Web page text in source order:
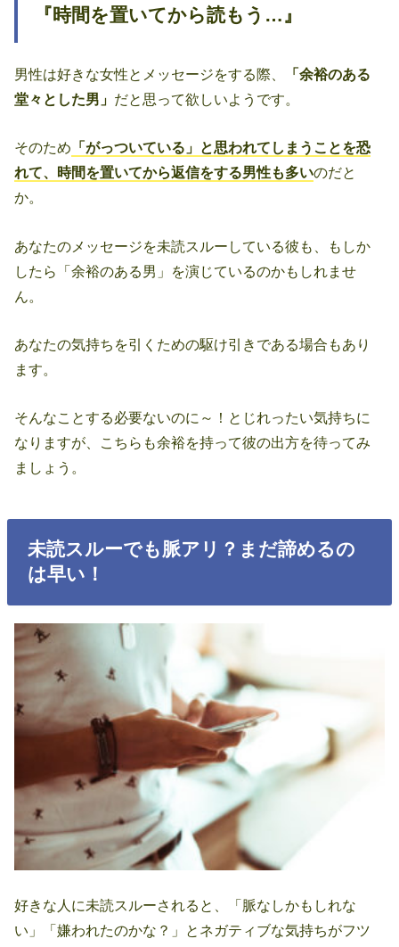
『時間を置いてから読もう…』
男性は好きな女性とメッセージをする際、
「余裕のある
堂々とした男」 だと思って欲しいようです。
そのため 「がっついている」と思われてしまうことを恐
れて、時間を置いてから返信をする男性も多いのだと
か。
あなたのメッセージを未読スルーしている彼も、もしか
したら「余裕のある男」を演じているのかもしれませ
ん。
あなたの気持ちを引くための駆け引きである場合もあり
ます。
そんなことする必要ないのに～！とじれったい気持ちに
なりますが、こちらも余裕を持って彼の出方を待ってみ
ましょう。
未読スルーでも脈アリ？まだ諦めるの
は早い！
好きな人に未読スルーされると、「脈なしかもしれな
い」「嫌われたのかな？」とネガティブな気持ちがフツ